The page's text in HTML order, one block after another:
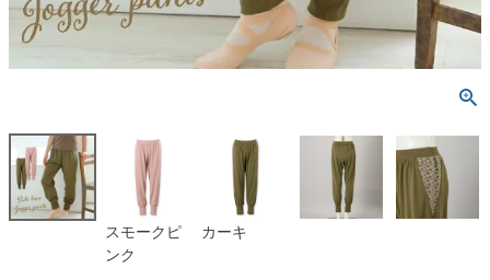
スモークピ
ンク
カーキ